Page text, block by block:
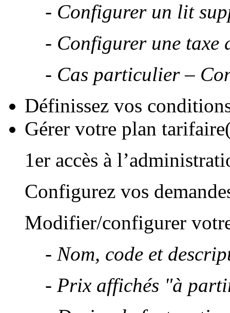
- Configurer un lit
- Configurer une taxe
- Cas particulier –
Définissez vos
Gérer votre plan
1er accès à
Configurez vos
Modifier/configurer
- Nom, code et
- Prix affichés "à